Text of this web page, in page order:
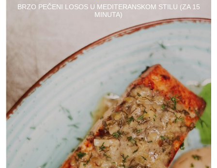
BRZO PEČENI LOSOS U MEDITERANSKOM STILU (ZA 15
MINUTA)